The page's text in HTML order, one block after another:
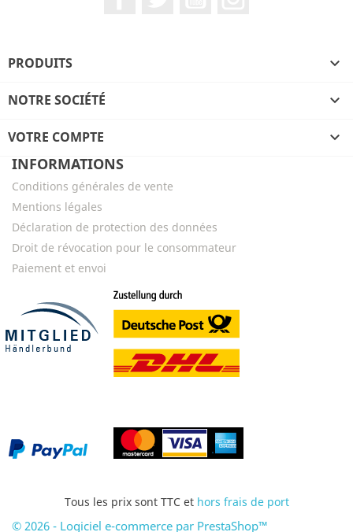
PRODUITS 
NOTRE SOCIÉTÉ 
VOTRE COMPTE

INFORMATIONS
Conditions générales de vente
Mentions légales
Déclaration de protection des données
Droit de révocation pour le consommateur
Paiement et envoi
Tous les prix sont TTC et hors frais de port
© 2026 - Logiciel e-commerce par PrestaShop™